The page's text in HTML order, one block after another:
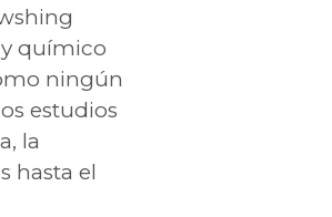
y químico
ningún
estudios
la
hasta el